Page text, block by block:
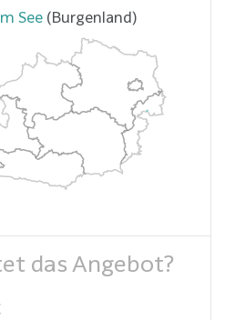
See(Burgenland)
das Angebot?